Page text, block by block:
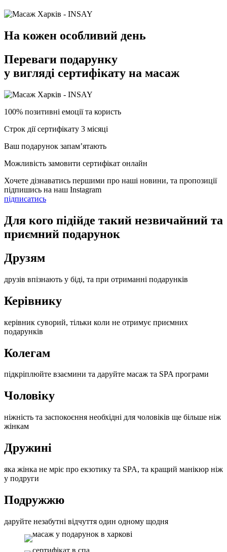
На кожен особливий день
Переваги подарунку
у вигляді сертифікату на масаж
100% позитивні емоції та користь
Строк дії сертифікату 3 місяці
Ваш подарунок запам’ятають
Можливість замовити сертифікат онлайн
Хочете дізнаватись першими про наші новини, та пропозиції
підпишись на наш Instagram
підписатись
Для кого підійде такий незвичайний та
приємний подарунок
Друзям
друзів впізнають у біді, та при отриманні подарунків
Керівнику
керівник суворий, тільки коли не отримує приємних
подарунків
Колегам
підкріплюйте взаємини та даруйте масаж та SPA програми
Чоловіку
ніжність та заспокоєння необхідні для чоловіків ще більше ніж
жінкам
Дружині
яка жінка не мріє про екзотику та SPA, та кращий манікюр ніж
у подруги
Подружжю
даруйте незабутні відчуття один одному щодня